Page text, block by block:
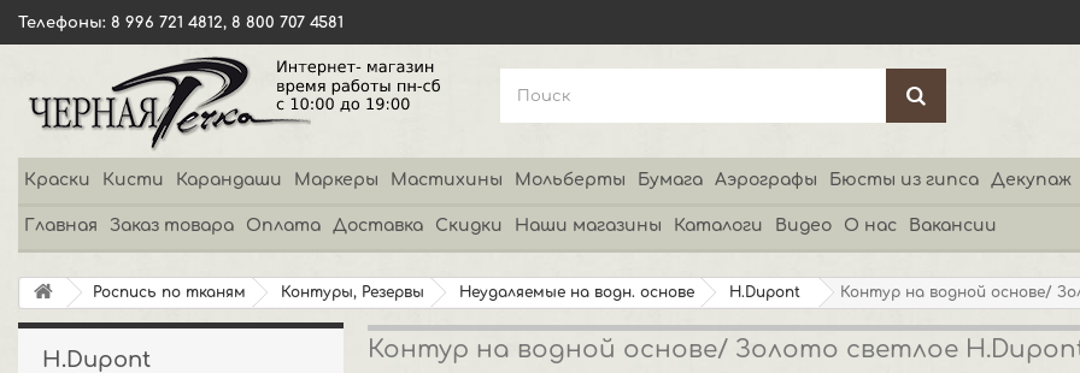
Телефоны: 8 996 721 4812, 8 800 707 4581
Краски Кисти Карандаши Маркеры Мастихины Мольберты Бумага Аэрографы Бюсты из гипса Декупаж
Главная Заказ товара Оплата Доставка Скидки Наши магазины Каталоги Видео О нас Вакансии
Роспись по тканям Контуры, Резервы Неудаляемые на водн. основе H.Dupont Контур на водной основе/
H.Dupont Контур на водной основе/ Золото светлое